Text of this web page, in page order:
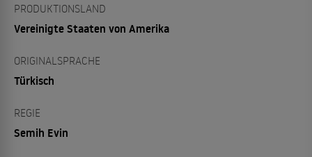
PRODUKTIONSLAND
Vereinigte Staaten von Amerika
ORIGINALSPRACHE
Türkisch
REGIE
Semih Evin